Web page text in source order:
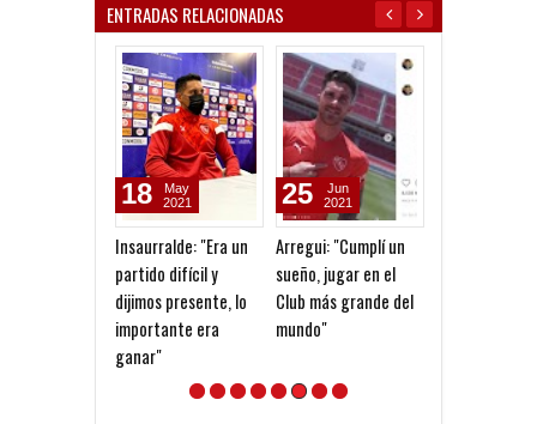
ENTRADAS RELACIONADAS
Insaurralde: "Era un
partido difícil y
dijimos presente, lo
importante era
ganar"
18
May
2021
Arregui: "Cumplí un
sueño, jugar en el
Club más grande del
mundo"
25
Jun
2021